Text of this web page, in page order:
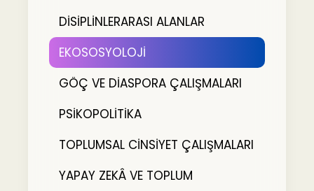
DİSİPLİNLERARASI ALANLAR
EKOSOSYOLOJİ
GÖÇ VE DİASPORA ÇALIŞMALARI
PSİKOPOLİTİKA
TOPLUMSAL CİNSİYET ÇALIŞMALARI
YAPAY ZEKÂ VE TOPLUM